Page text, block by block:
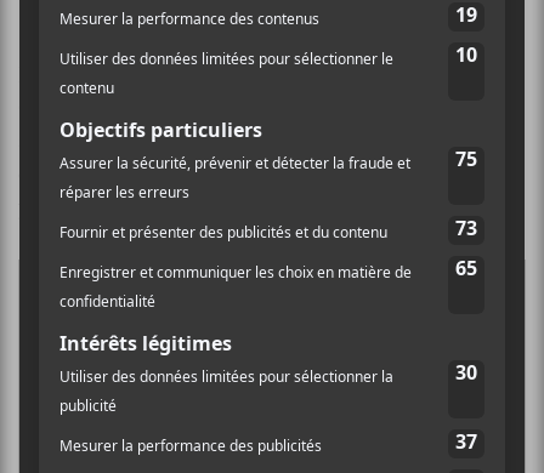
La première ronde aura lieu au cabaret de la Maison
salle multi du Germain Charlevoix. Cette année
encore, c’estÉmile Bilodeauqui agit à titre de porte-
parole de l’événement.